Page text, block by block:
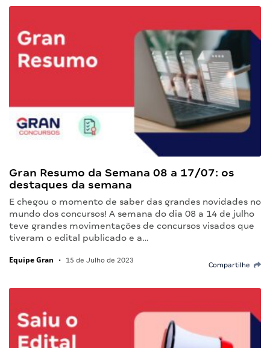
Gran Resumo da Semana 08 a 17/07: os
destaques da semana
E chegou o momento de saber das grandes novidades no
mundo dos concursos! A semana do dia 08 a 14 de julho
teve grandes movimentações de concursos visados que
tiveram o edital publicado e a…
Equipe Gran • 15 de Julho de 2023
Compartilhe